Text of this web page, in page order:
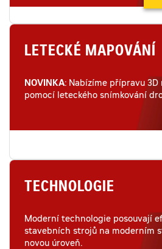
LETECKÉ MAPOVÁNÍ
NOVINKA: Nabízíme přípravu 3D
pomocí leteckého snímkování
TECHNOLOGIE
Moderní technologie posouvají
stavebních strojů na moderním
novou úroveň.